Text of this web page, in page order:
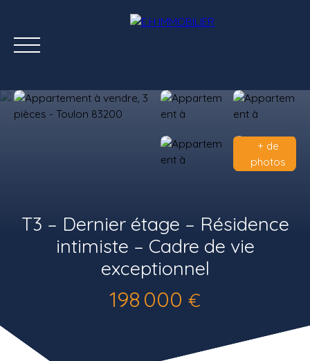
+ de
photos
T3 – Dernier étage – Résidence
intimiste – Cadre de vie
exceptionnel
198 000 €